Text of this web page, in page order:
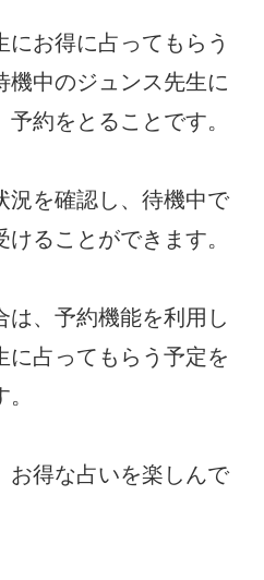
お得に占ってもらう
機中のジュンス先生に
約をとることです。
況を確認し、待機中で
ることができます。
は、予約機能を利用し
に占ってもらう予定を
お得な占いを楽しんで